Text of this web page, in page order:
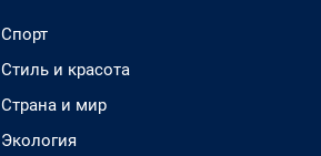
Спорт
Стиль и красота
Страна и мир
Экология